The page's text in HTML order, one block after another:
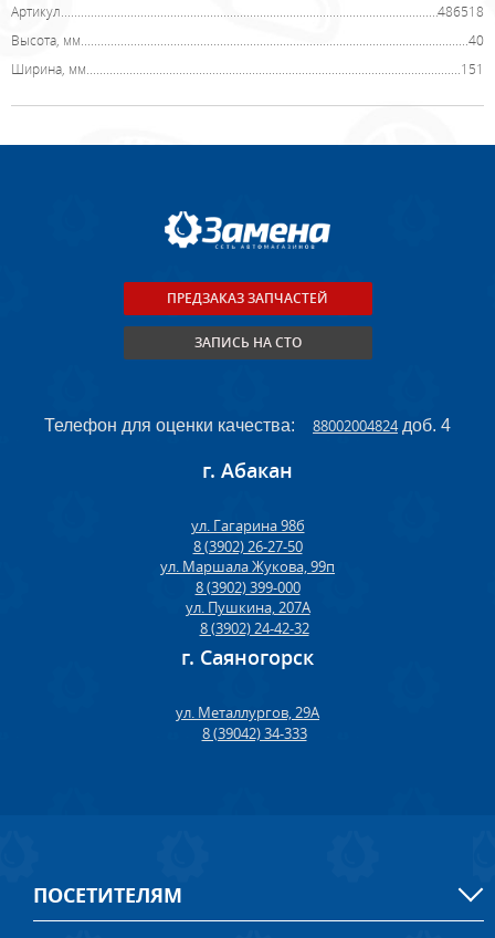
Артикул
486518
Высота, мм
40
Ширина, мм
151
ПРЕДЗАКАЗ ЗАПЧАСТЕЙ
ЗАПИСЬ НА СТО
Телефон для оценки качества: 88002004824доб. 4
г. Абакан
ул. Гагарина 98б
8 (3902) 26-27-50
ул. Маршала Жукова, 99п
8 (3902) 399-000
ул. Пушкина, 207А
8 (3902) 24-42-32
г. Саяногорск
ул. Металлургов, 29А
8 (39042) 34-333
ПОСЕТИТЕЛЯМ